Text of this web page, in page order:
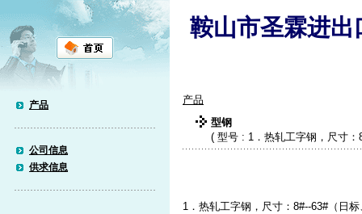
产品
公司信息
供求信息
鞍山市圣霖进出
产品
型钢
( 型号 : 1．热轧工字钢，尺寸
1．热轧工字钢，尺寸：8#--63#（日